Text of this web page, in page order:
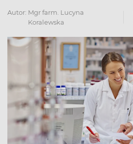
Autor: Mgr farm. Lucyna
Koralewska